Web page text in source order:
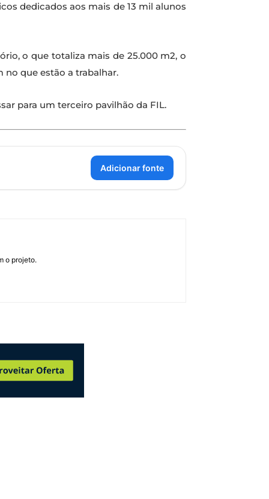
dedicados aos mais de 13 mil alunos
o que totaliza mais de 25.000 m2, o
no que estão a trabalhar.
para um terceiro pavilhão da FIL.
Adicionar fonte
o projeto.